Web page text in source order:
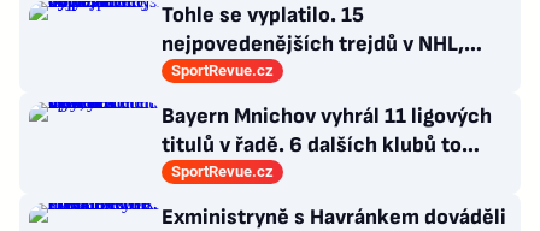
Tohle se vyplatilo. 15
nejpovedenějších trejdů v NHL,
které byly upečeny na poslední
SportRevue.cz
Bayern Mnichov vyhrál 11 ligových
titulů v řadě. 6 dalších klubů to
zvládlo také, některé i víckrát
SportRevue.cz
Exministryně s Havránkem dováděli